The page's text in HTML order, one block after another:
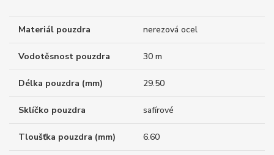
Materiál pouzdra nerezová ocel
Vodotěsnost pouzdra 30 m
Délka pouzdra (mm) 29.50
Sklíčko pouzdra safírové
Tloušťka pouzdra (mm) 6.60